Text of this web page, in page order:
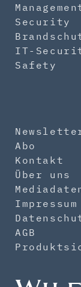
Security
IT-
Safety
Abo
Kontakt
Über uns
Impressum
AGB